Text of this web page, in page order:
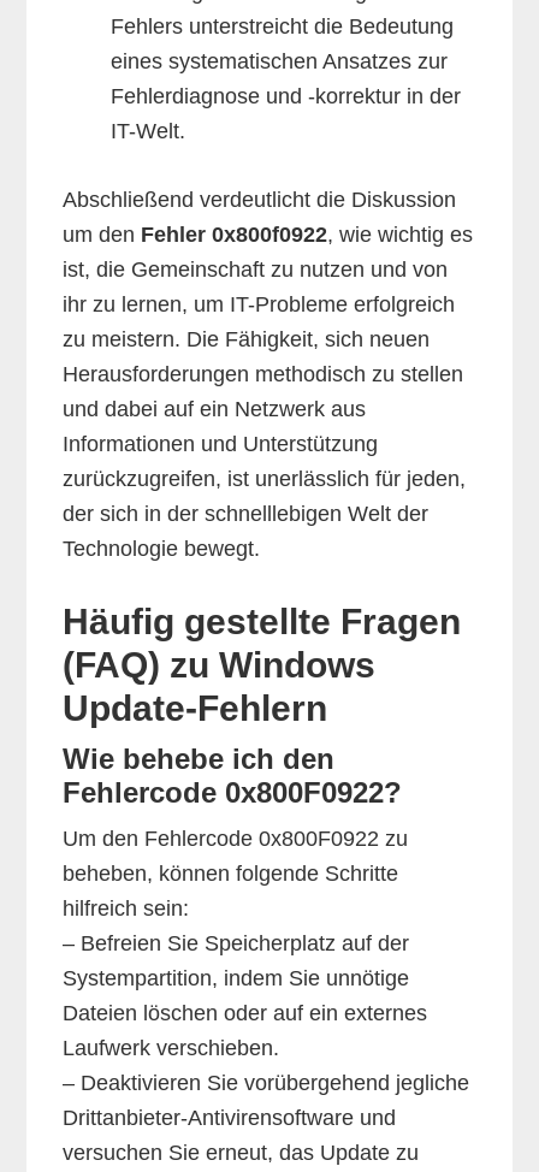
Fehlers unterstreicht die Bedeutung
eines systematischen Ansatzes zur
Fehlerdiagnose und -korrektur in der
IT-Welt.
Abschließend verdeutlicht die Diskussion
um den Fehler 0x800f0922, wie wichtig es
ist, die Gemeinschaft zu nutzen und von
ihr zu lernen, um IT-Probleme erfolgreich
zu meistern. Die Fähigkeit, sich neuen
Herausforderungen methodisch zu stellen
und dabei auf ein Netzwerk aus
Informationen und Unterstützung
zurückzugreifen, ist unerlässlich für jeden,
der sich in der schnelllebigen Welt der
Technologie bewegt.
Häufig gestellte Fragen
(FAQ) zu Windows
Update-Fehlern
Wie behebe ich den
Fehlercode 0x800F0922?
Um den Fehlercode 0x800F0922 zu
beheben, können folgende Schritte
hilfreich sein:
– Befreien Sie Speicherplatz auf der
Systempartition, indem Sie unnötige
Dateien löschen oder auf ein externes
Laufwerk verschieben.
– Deaktivieren Sie vorübergehend jegliche
Drittanbieter-Antivirensoftware und
versuchen Sie erneut, das Update zu